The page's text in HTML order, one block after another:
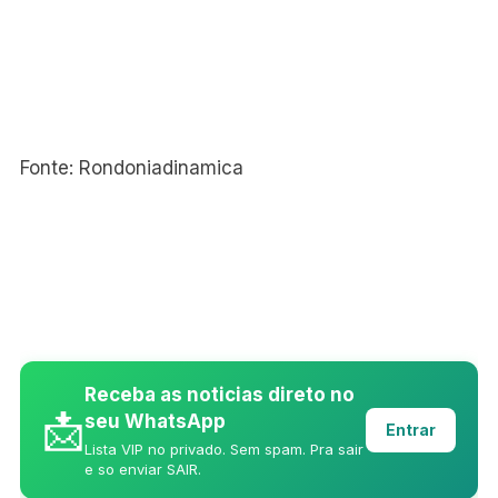
Fonte: Rondoniadinamica
📩
Receba as noticias direto no
seu WhatsApp
Lista VIP no privado. Sem spam. Pra sair
e so enviar SAIR.
Entrar